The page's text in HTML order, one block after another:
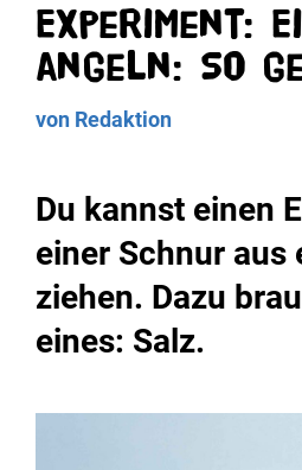
Experiment:
angeln: So
von Redaktion
Du kannst einen
einer Schnur aus
ziehen. Dazu
eines: Salz.